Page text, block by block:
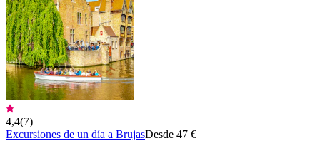
4,4(7)
Excursiones de un día a BrujasDesde 47 €